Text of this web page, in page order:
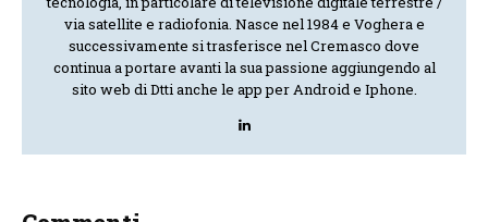
via satellite e radiofonia. Nasce nel 1984 e Voghera e
successivamente si trasferisce nel Cremasco dove
continua a portare avanti la sua passione aggiungendo al
sito web di Dtti anche le app per Android e Iphone.